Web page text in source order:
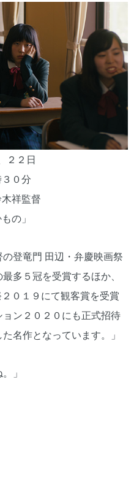
２２日
０分
祥監督
の」
登竜門 田辺・弁慶映画祭
多５冠を受賞するほか、
０１９にて観客賞を受賞
ン２０２０にも正式招待
名作となっています。」
」